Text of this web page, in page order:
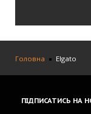
Головна Elgato
ПІДПИСАТИСЬ НА